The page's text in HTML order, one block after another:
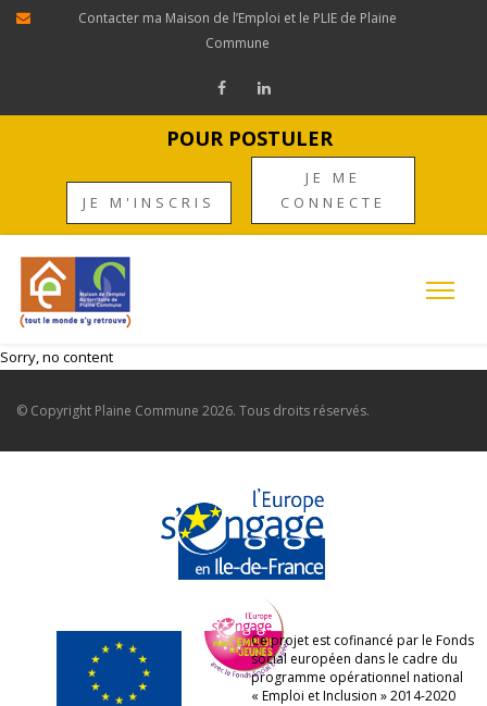
Contacter ma Maison de l’Emploi et le PLIE de Plaine
Commune
POUR POSTULER
JE M'INSCRIS
JE ME
CONNECTE
Sorry, no content
© Copyright Plaine Commune 2026. Tous droits réservés.
Ce projet est cofinancé par le Fonds
social européen dans le cadre du
programme opérationnel national
« Emploi et Inclusion » 2014-2020